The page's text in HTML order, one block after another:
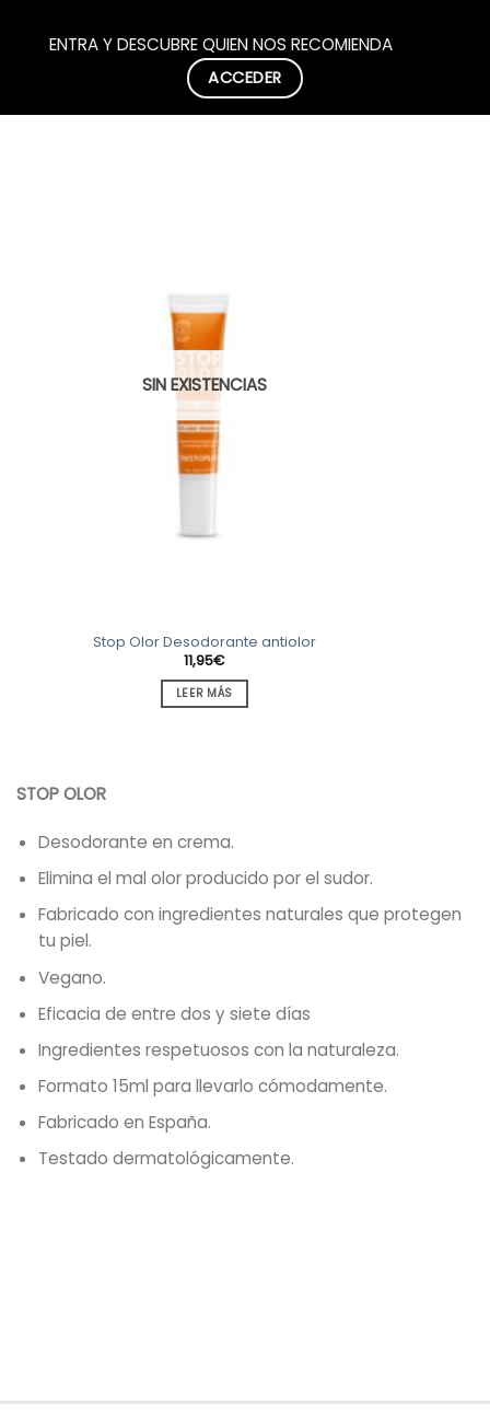
ENTRA Y DESCUBRE QUIEN NOS RECOMIENDA
ACCEDER
SIN EXISTENCIAS
Stop Olor Desodorante antiolor
11,95€
LEER MÁS
STOP OLOR
Desodorante en crema.
Elimina el mal olor producido por el sudor.
Fabricado con ingredientes naturales que protegen
tu piel.
Vegano.
Eficacia de entre dos y siete días
Ingredientes respetuosos con la naturaleza.
Formato 15ml para llevarlo cómodamente.
Fabricado en España.
Testado dermatológicamente.